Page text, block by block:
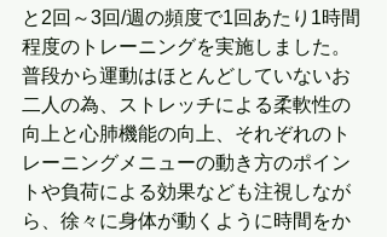
と2回～3回/週の頻度で1回あたり1時間
程度のトレーニングを実施しました。
普段から運動はほとんどしていないお
二人の為、ストレッチによる柔軟性の
向上と心肺機能の向上、それぞれのト
レーニングメニューの動き方のポイン
トや負荷による効果なども注視しなが
ら、徐々に身体が動くように時間をか